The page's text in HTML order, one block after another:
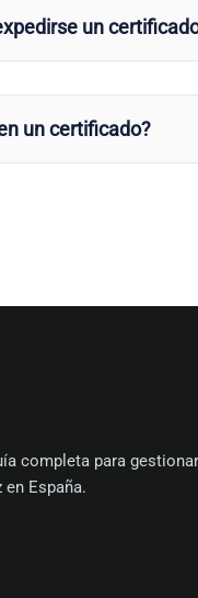
un
un certificado?
completa para
España.